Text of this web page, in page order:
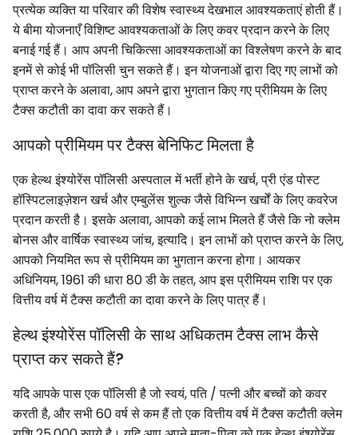
प्रत्येक व्यक्ति या परिवार की विशेष स्वास्थ्य देखभाल आवश्यकताएं होती हैं।
ये बीमा योजनाएँ विशिष्ट आवश्यकताओं के लिए कवर प्रदान करने के लिए
बनाई गई हैं। आप अपनी चिकित्सा आवश्यकताओं का विश्लेषण करने के बाद
इनमें से कोई भी पॉलिसी चुन सकते हैं। इन योजनाओं द्वारा दिए गए लाभों को
प्राप्त करने के अलावा, आप अपने द्वारा भुगतान किए गए प्रीमियम के लिए
टैक्स कटौती का दावा कर सकते हैं।
आपको प्रीमियम पर टैक्स बेनिफिट मिलता है
एक हेल्थ इंश्योरेंस पॉलिसी अस्पताल में भर्ती होने के खर्च, प्री एंड पोस्ट
हॉस्पिटलाइज़ेशन खर्च और एम्बुलेंस शुल्क जैसे विभिन्न खर्चों के लिए कवरेज
प्रदान करती है। इसके अलावा, आपको कई लाभ मिलते हैं जैसे कि नो क्लेम
बोनस और वार्षिक स्वास्थ्य जांच, इत्यादि। इन लाभों को प्राप्त करने के लिए,
आपको नियमित रूप से प्रीमियम का भुगतान करना होगा। आयकर
अधिनियम, 1961 की धारा 80 डी के तहत, आप इस प्रीमियम राशि पर एक
वित्तीय वर्ष में टैक्स कटौती का दावा करने के लिए पात्र हैं।
हेल्थ इंश्योरेंस पॉलिसी के साथ अधिकतम टैक्स लाभ कैसे
प्राप्त कर सकते हैं?
यदि आपके पास एक पॉलिसी है जो स्वयं, पति / पत्नी और बच्चों को कवर
करती है, और सभी 60 वर्ष से कम हैं तो एक वित्तीय वर्ष में टैक्स कटौती क्लेम